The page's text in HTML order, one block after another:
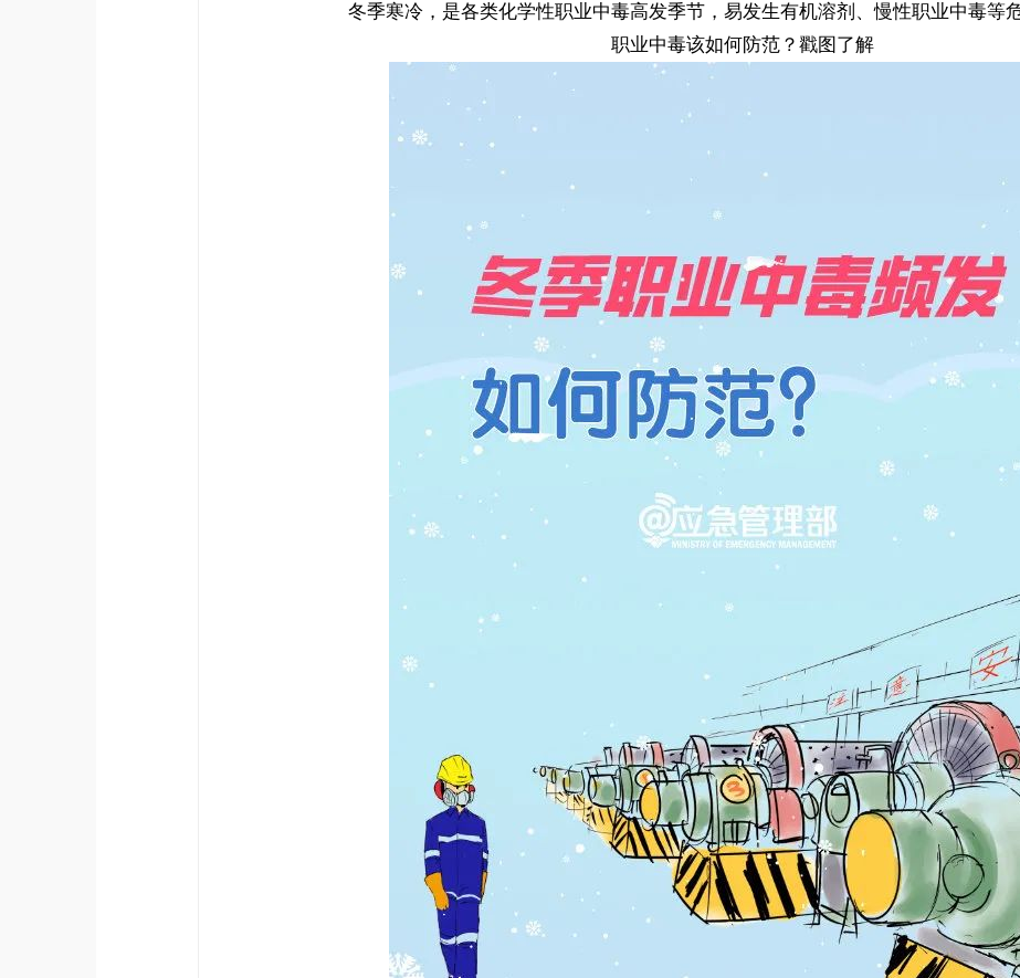
冬季寒冷，是各类化学性职业中毒高发季节，易发生有机溶剂、慢性职业中毒等
职业中毒该如何防范？戳图了解